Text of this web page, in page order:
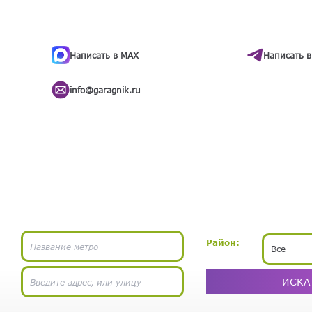
Написать в MAX Написать
info@garagnik.ru
Район:
Все